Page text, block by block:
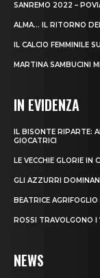
SANREMO 2022 –
ALMA… IL RITORNO
IL CALCIO FEMMINILE
MARTINA SAMBUCINI
IN EVIDENZA
IL BISONTE RIPARTE:
GIOCATRICI
LE VECCHIE GLORIE IN
GLI AZZURRI
BEATRICE
ROSSI TRAVOLGONO I
NEWS